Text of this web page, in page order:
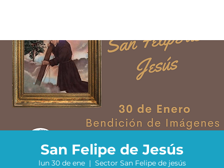
San Felipe de Jesús
lun 30 de ene
  |
Sector San Felipe de jesús